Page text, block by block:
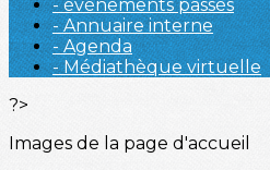
- événements passés
- Annuaire interne
- Agenda
- Médiathèque virtuelle
?>
Images de la page d'accueil